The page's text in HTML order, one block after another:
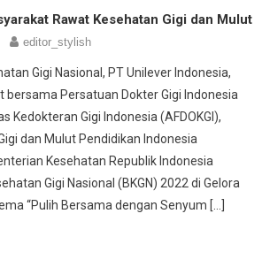
Rawat Kesehatan Gigi dan Mulut
editor_stylish
Gigi Nasional, PT Unilever Indonesia,
bersama Persatuan Dokter Gigi Indonesia
Kedokteran Gigi Indonesia (AFDOKGI),
dan Mulut Pendidikan Indonesia
Kesehatan Republik Indonesia
Gigi Nasional (BKGN) 2022 di Gelora
“Pulih Bersama dengan Senyum […]